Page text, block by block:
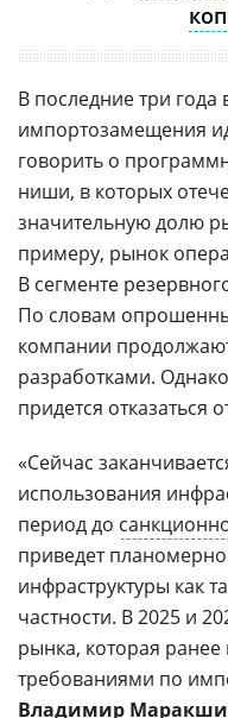
В последние три года
импортозамещения
говорить о
ниши, в которых
значительную долю
примеру, рынок
В сегменте
По словам
компании
разработками.
придется отказаться
«Сейчас
использования
период до
приведет
инфраструктуры как
частности. В 2025 и
рынка, которая
требованиями по
Владимир